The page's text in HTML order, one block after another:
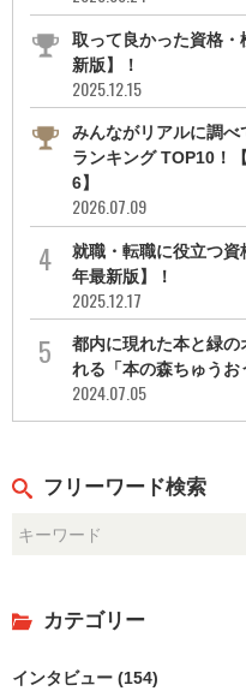
取って良かった資格
新版】！
2025.12.15
みんながリアルに調
ランキング TOP10！
6】
2026.07.09
就職・転職に役立つ
年最新版】！
2025.12.17
都内に現れた本と緑
れる「本の森ちゅうお
2024.07.05
フリーワード検索
カテゴリー
インタビュー (154)